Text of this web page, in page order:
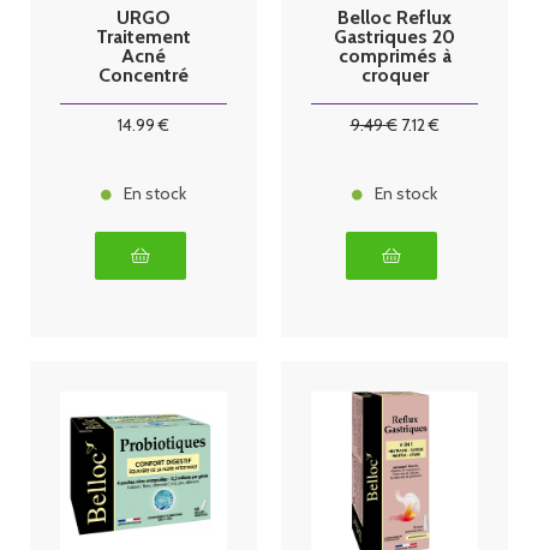
URGO
Traitement
Acné
Concentré
régulateur
30ml
14.99 €
En stock
Belloc Reflux
Gastriques 20
comprimés à
croquer
9.49€ 7.12€
En stock